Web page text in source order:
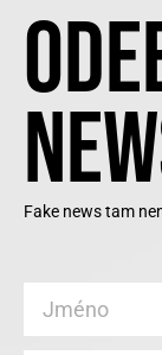
Fake news tam